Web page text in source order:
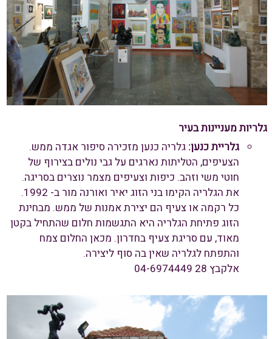
גלריות מעניינות בעיר
גלריית כנען: גלריה כנען מזכירה סיפור אגדה ממש.
הצעיפים, הטליתות נארגים על גבי נולים בצירוף של
חוטי משי וזהב. כיפות וצעיפים מצמר נוצרים בסריגה.
את הגלריה הקימו בני הזוג יאיר ואורנה מור ב- 1992.
כל רקמה או צעיף הם יצירת אמנות של ממש. מבחינת
הזוג פתיחת הגלריה היא התגשמות חלום שהתחיל בקטן
מאוד, עם סריגת צעיף בחדרון. מכאן החלום צמח
והתפתח לגלריה שאין בה סוף ליצירה.
אלקבץ 28 04-6974449